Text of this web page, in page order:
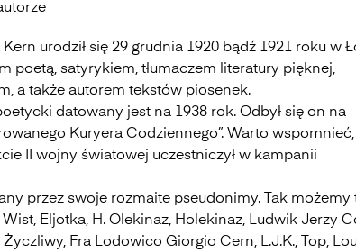
urodził się 29 grudnia 1920 bądź 1921 roku w
poetą, satyrykiem, tłumaczem literatury pięknej,
a także autorem tekstów piosenek.
datowany jest na 1938 rok. Odbył się on na
Kuryera Codziennego”. Warto wspomnieć,
II wojny światowej uczestniczył w kampanii
przez swoje rozmaite pseudonimy. Tak możemy
Eljotka, H. Olekinaz, Holekinaz, Ludwik Jerzy
Fra Lodowico Giorgio Cern, L.J.K., Top,